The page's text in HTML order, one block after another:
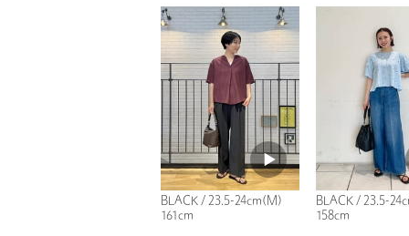
BLACK / 23.5-24cm(M)
161cm
BLACK / 23.5-
158cm